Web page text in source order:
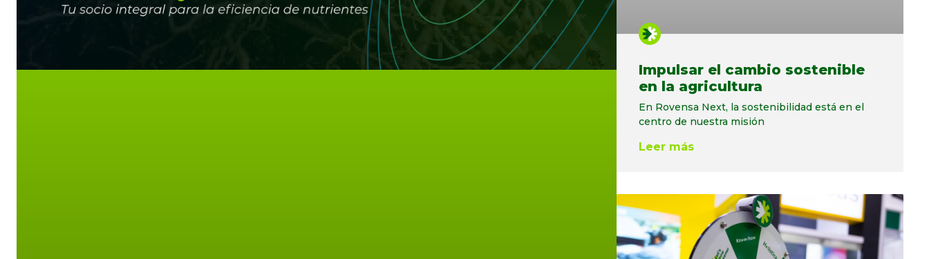
Impulsar el cambio sostenible
en la agricultura
En Rovensa Next, la sostenibilidad está en el
centro de nuestra misión
Leer más